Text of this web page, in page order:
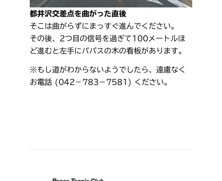
都井沢交差点を曲がった直後
そこは曲がらずにまっすぐ進んでください。
その後、2つ目の信号を過ぎて100メートルほ
ど進むと左手にパパスの木の看板があります。
※もし道がわからないようでしたら、遠慮なく
お電話 (042－783－7581) ください。